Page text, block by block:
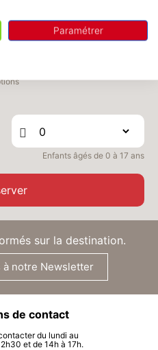
386 €
/hébergement
Enfants âgés de 0 à 17 ans
sur la destination.
notre Newsletter
de contact
du lundi au
et de 14h à 17h.
Paramétrer